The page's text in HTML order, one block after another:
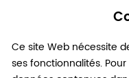
Ce site Web nécessite
ses fonctionnalités.